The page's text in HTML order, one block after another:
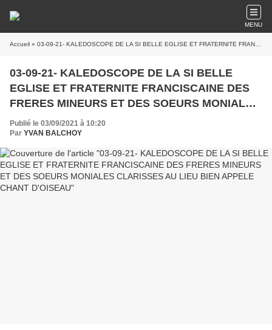
MENU
Accueil » 03-09-21- KALEDOSCOPE DE LA SI BELLE EGLISE ET FRATERNITE FRANCISCAINE DES FRERES MINEURS ET DES SOEURS MONIALES CLARISSES AU LIEU BIEN APPELE CHANT D'OISEAU
03-09-21- KALEDOSCOPE DE LA SI BELLE
EGLISE ET FRATERNITE FRANCISCAINE DES
FRERES MINEURS ET DES SOEURS MONIALES
CLARISSES AU LIEU BIEN APPELE CHANT
D'OISEAU
Publié le 03/09/2021 à 10:20
Par YVAN BALCHOY